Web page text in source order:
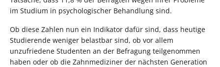
im Studium in psychologischer Behandlung sind.
Ob diese Zahlen nun ein Indikator dafür sind, dass heutige
Studierende weniger belastbar sind, ob vor allem
unzufriedene Studenten an der Befragung teilgenommen
haben oder ob die Zahnmediziner der nächsten Generation